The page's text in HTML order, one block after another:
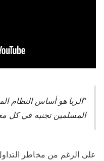
“الربا هو أساس النظام
المسلمين تجنبه في كل
على الرغم من مخاطر